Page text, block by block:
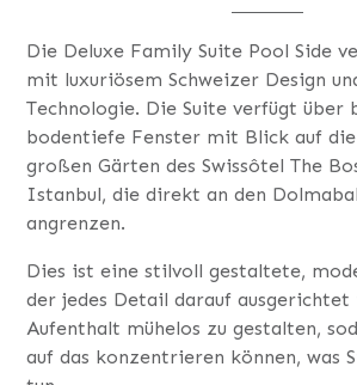
Die Deluxe Family Suite Pool Side
mit luxuriösem Schweizer Design
Technologie. Die Suite verfügt über
bodentiefe Fenster mit Blick auf
großen Gärten des Swissôtel The
Istanbul, die direkt an den
angrenzen.
Dies ist eine stilvoll gestaltete,
der jedes Detail darauf
Aufenthalt mühelos zu gestalten,
auf das konzentrieren können, was